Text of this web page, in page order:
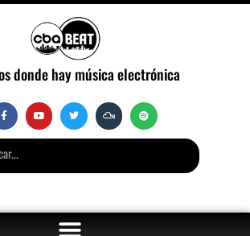
donde hay música electrónica